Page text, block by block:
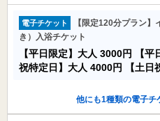
電子チケット
【限定120分プラン
き）入浴チケット
【平日限定】大人 3000円 【
祝特定日】大人 4000円 【土
他にも1種類の電子チ